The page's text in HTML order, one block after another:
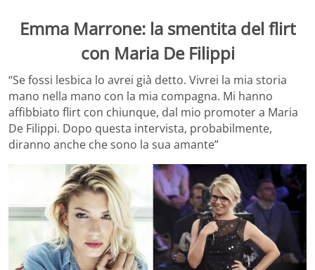
Emma Marrone: la smentita del flirt
con Maria De Filippi
“Se fossi lesbica lo avrei già detto. Vivrei la mia storia
mano nella mano con la mia compagna. Mi hanno
affibbiato flirt con chiunque, dal mio promoter a Maria
De Filippi. Dopo questa intervista, probabilmente,
diranno anche che sono la sua amante”